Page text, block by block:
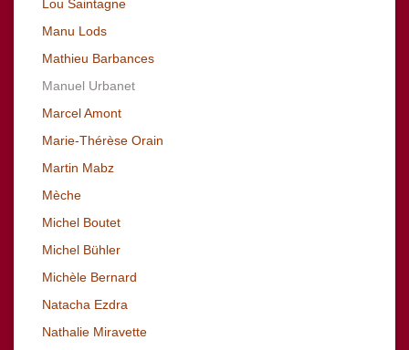
Lou Saintagne
Manu Lods
Mathieu Barbances
Manuel Urbanet
Marcel Amont
Marie-Thérèse Orain
Martin Mabz
Mèche
Michel Boutet
Michel Bühler
Michèle Bernard
Natacha Ezdra
Nathalie Miravette